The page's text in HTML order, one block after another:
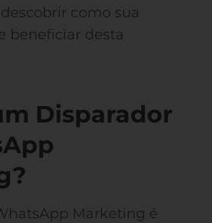
como sua
beneficiar desta
Disparador
Marketing é